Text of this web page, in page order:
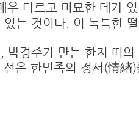
우 다르고 미묘한 데가
는 것이다. 이 독특한 떨
박경주가 만든 한지 띠의
은 한민족의 정서(情緖